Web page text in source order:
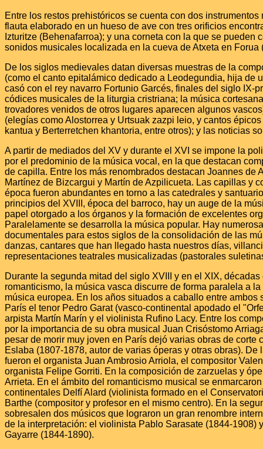
Entre los restos prehistóricos se cuenta con dos instrumentos
flauta elaborado en un hueso de ave con tres orificios
Izturitze (Behenafarroa); y una corneta con la que se pueden
sonidos musicales localizada en la cueva de Atxeta en Forua
De los siglos medievales datan diversas muestras de la
(como el canto epitalámico dedicado a Leodegundia, hija de
casó con el rey navarro Fortunio Garcés, finales del siglo IX-
códices musicales de la liturgia cristriana; la música
trovadores venidos de otros lugares aparecen algunos
(elegías como Alostorrea y Urtsuak zazpi leio, y cantos
kantua y Berterretchen khantoria, entre otros); y las noticias
A partir de mediados del XV y durante el XVI se impone la
por el predominio de la música vocal, en la que destacan
de capilla. Entre los más renombrados destacan Joannes de
Martínez de Bizcargui y Martín de Azpilicueta. Las capillas y
época fueron abundantes en torno a las catedrales y
principios del XVIII, época del barroco, hay un auge de la
papel otorgado a los órganos y la formación de excelentes
Paralelamente se desarrolla la música popular. Hay
documentales para estos siglos de la consolidación de las
danzas, cantares que han llegado hasta nuestros días,
representaciones teatrales musicalizadas (pastorales
Durante la segunda mitad del siglo XVIII y en el XIX,
romanticismo, la música vasca discurre de forma paralela a
música europea. En los años situados a caballo entre ambos
París el tenor Pedro Garat (vasco-continental apodado el
arpista Martín Marín y el violinista Rufino Lacy. Entre los
por la importancia de su obra musical Juan Crisóstomo
pesar de morir muy joven en París dejó varias obras de corte
Eslaba (1807-1878, autor de varias óperas y otras obras). De
fueron el organista Juan Ambrosio Arriola, el compositor
organista Felipe Gorriti. En la composición de zarzuelas y
Arrieta. En el ámbito del romanticismo musical se
continentales Delfí Alard (violinista formado en el
Barthe (compositor y profesor en el mismo centro). En la
sobresalen dos músicos que lograron un gran renombre
de la interpretación: el violinista Pablo Sarasate (1844-1908)
Gayarre (1844-1890).